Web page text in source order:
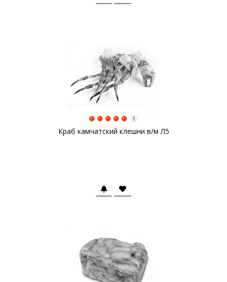
Краб камчатский клешни в/м Л5
1